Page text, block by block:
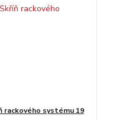
rackového systému 19